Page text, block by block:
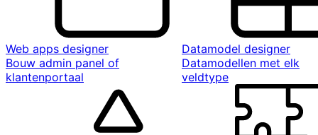
Web apps designer
Bouw admin panel of
klantenportaal
Datamodel designer
Datamodellen met elk
veldtype